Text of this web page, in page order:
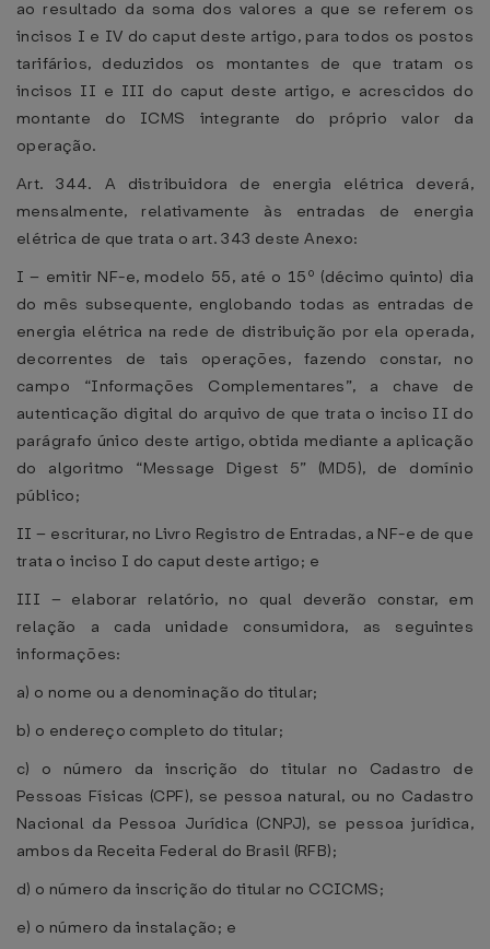
ao resultado da soma dos valores a que se referem os
incisos I e IV do caput deste artigo, para todos os postos
tarifários, deduzidos os montantes de que tratam os
incisos II e III do caput deste artigo, e acrescidos do
montante do ICMS integrante do próprio valor da
operação.
Art. 344. A distribuidora de energia elétrica deverá,
mensalmente, relativamente às entradas de energia
elétrica de que trata o art. 343 deste Anexo:
I – emitir NF-e, modelo 55, até o 15º (décimo quinto) dia
do mês subsequente, englobando todas as entradas de
energia elétrica na rede de distribuição por ela operada,
decorrentes de tais operações, fazendo constar, no
campo “Informações Complementares”, a chave de
autenticação digital do arquivo de que trata o inciso II do
parágrafo único deste artigo, obtida mediante a aplicação
do algoritmo “Message Digest 5” (MD5), de domínio
público;
II – escriturar, no Livro Registro de Entradas, a NF-e de que
trata o inciso I do caput deste artigo; e
III – elaborar relatório, no qual deverão constar, em
relação a cada unidade consumidora, as seguintes
informações:
a) o nome ou a denominação do titular;
b) o endereço completo do titular;
c) o número da inscrição do titular no Cadastro de
Pessoas Físicas (CPF), se pessoa natural, ou no Cadastro
Nacional da Pessoa Jurídica (CNPJ), se pessoa jurídica,
ambos da Receita Federal do Brasil (RFB);
d) o número da inscrição do titular no CCICMS;
e) o número da instalação; e